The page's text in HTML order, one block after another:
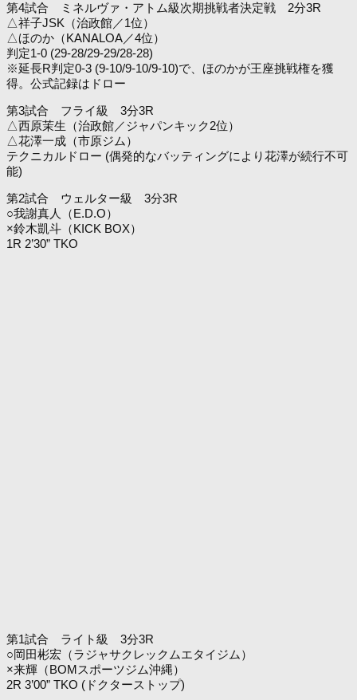
第4試合 ミネルヴァ・アトム級次期挑戦者決定戦 2分3R
△祥子JSK（治政館／1位）
△ほのか（KANALOA／4位）
判定1-0 (29-28/29-29/28-28)
※延長R判定0-3 (9-10/9-10/9-10)で、ほのかが王座挑戦権を獲
得。公式記録はドロー
第3試合 フライ級 3分3R
△西原茉生（治政館／ジャパンキック2位）
△花澤一成（市原ジム）
テクニカルドロー (偶発的なバッティングにより花澤が続行不可
能)
第2試合 ウェルター級 3分3R
○我謝真人（E.D.O）
×鈴木凱斗（KICK BOX）
1R 2’30” TKO
第1試合 ライト級 3分3R
○岡田彬宏（ラジャサクレックムエタイジム）
×来輝（BOMスポーツジム沖縄）
2R 3’00” TKO (ドクターストップ)